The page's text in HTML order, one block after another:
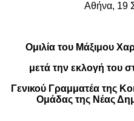
Αθήνα, 19
Ομιλία του Μάξιμου
μετά την εκλογή του
Γενικού Γραμματέα της
Ομάδας της Νέας